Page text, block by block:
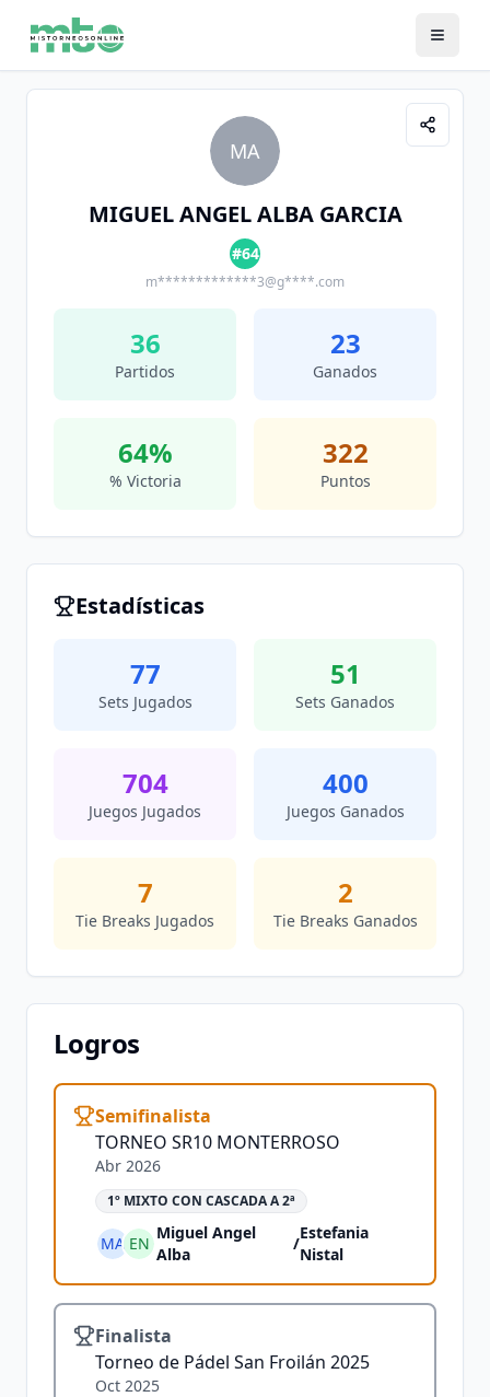
MA
MIGUEL ANGEL ALBA GARCIA
#64
m*************3@g****.com
36
Partidos
23
Ganados
64%
% Victoria
322
Puntos
Estadísticas
77
Sets Jugados
51
Sets Ganados
704
Juegos Jugados
400
Juegos Ganados
7
Tie Breaks Jugados
2
Tie Breaks Ganados
Logros
Semifinalista
TORNEO SR10 MONTERROSO
Abr 2026
1º MIXTO CON CASCADA A 2ª
MA EN
Miguel Angel
Alba
/
Estefania
Nistal
Finalista
Torneo de Pádel San Froilán 2025
Oct 2025